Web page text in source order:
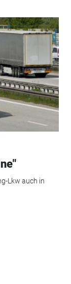
Lkw auch in